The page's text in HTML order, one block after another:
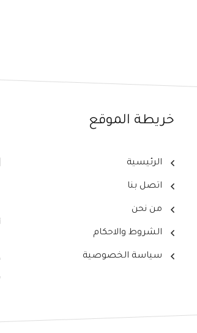
خريطة الموقع
الرئيسية
اتصل بنا
من نحن
الشروط والاحكام
سياسة الخصوصية